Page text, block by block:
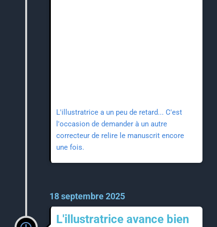
L'illustratrice a un peu de retard... C'est
l'occasion de demander à un autre
correcteur de relire le manuscrit encore
une fois.
18 septembre 2025
L'illustratrice avance bien